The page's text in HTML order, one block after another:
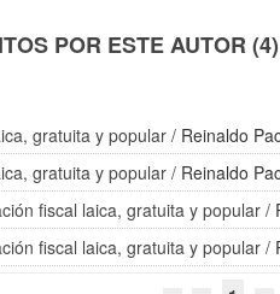
POR ESTE AUTOR (4)
gratuita y popular / Reinaldo
gratuita y popular / Reinaldo
fiscal laica, gratuita y popular /
fiscal laica, gratuita y popular /